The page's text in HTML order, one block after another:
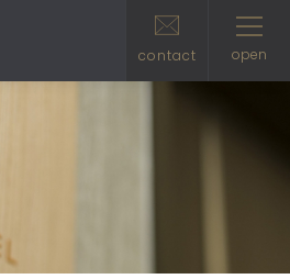
contact open